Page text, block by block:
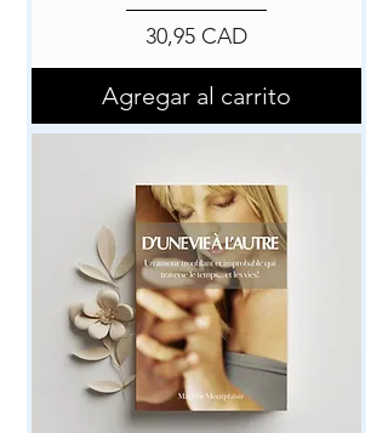
Precio
30,95 CAD
Agregar al carrito